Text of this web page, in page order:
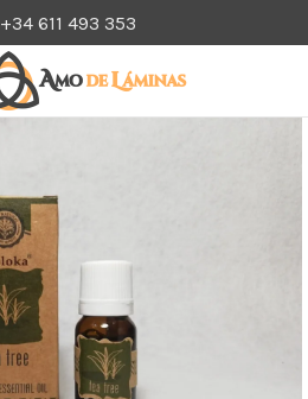
+34 611 493 353